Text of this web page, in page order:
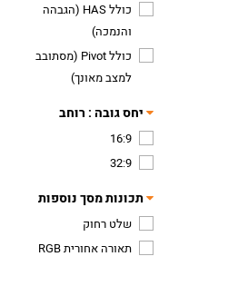
כולל HAS (הגבהה
והנמכה)
כולל Pivot (מסתובב
למצב מאונך)
יחס גובה : רוחב
16:9
32:9
תכונות מסך נוספות
שלט רחוק
תאורה אחורית RGB